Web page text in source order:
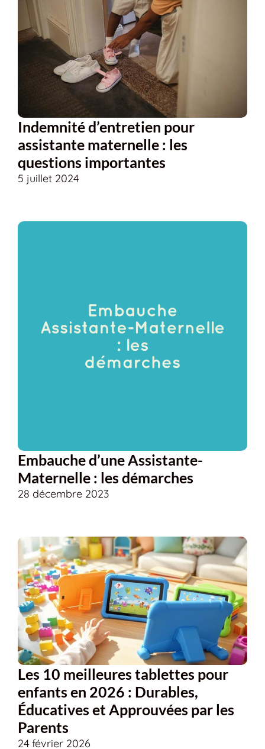
Indemnité d’entretien pour
assistante maternelle : les
questions importantes
5 juillet 2024
Embauche d’une Assistante-
Maternelle : les démarches
28 décembre 2023
Les 10 meilleures tablettes pour
enfants en 2026 : Durables,
Éducatives et Approuvées par les
Parents
24 février 2026